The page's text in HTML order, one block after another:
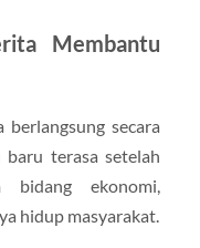
Membantu
secara
terasa setelah
bidang ekonomi,
hidup masyarakat.